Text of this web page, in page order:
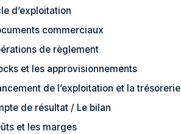
d’exploitation
commerciaux
de règlement
et les approvisionnements
de l’exploitation et la trésorerie
de résultat / Le bilan
et les marges